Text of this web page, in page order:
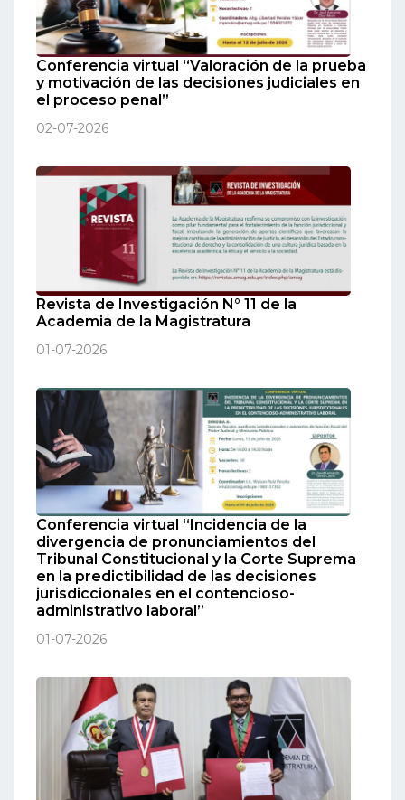
Conferencia virtual “Valoración de la prueba
y motivación de las decisiones judiciales en
el proceso penal”
02-07-2026
Revista de Investigación N° 11 de la
Academia de la Magistratura
01-07-2026
Conferencia virtual “Incidencia de la
divergencia de pronunciamientos del
Tribunal Constitucional y la Corte Suprema
en la predictibilidad de las decisiones
jurisdiccionales en el contencioso-
administrativo laboral”
01-07-2026